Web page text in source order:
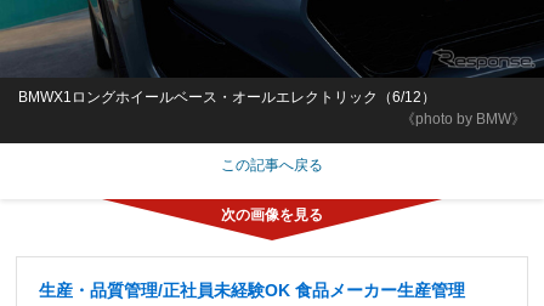
《photo by BMW》
BMWX1ロングホイールベース・オールエレクトリック（6/12）
この記事へ戻る
生産・品質管理/正社員未経験OK 食品メーカー生産管理